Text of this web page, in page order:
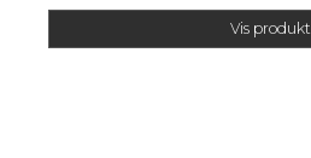
Vis produkt